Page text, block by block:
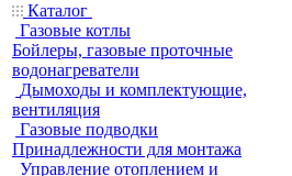
Каталог
Газовые котлы
Бойлеры, газовые проточные
водонагреватели
Дымоходы и комплектующие,
вентиляция
Газовые подводки
Принадлежности для монтажа
Управление отоплением и